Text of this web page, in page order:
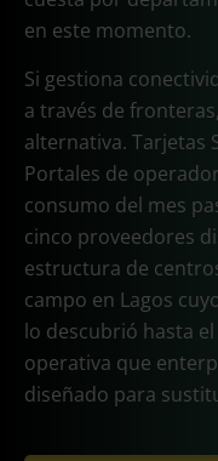
en este momento.
Si gestiona
a través de
alternativa. Tarjetas
Portales de
consumo del mes
cinco proveedores
estructura de
campo en Lagos
lo descubrió hasta el
operativa que
diseñado para